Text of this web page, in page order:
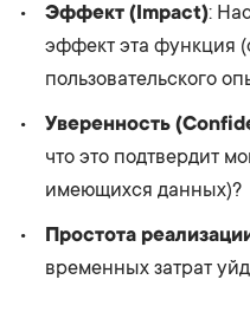
Эффект (Impact):
эффект эта функция
пользовательского
Уверенность
что это подтвердит
имеющихся данных)?
Простота
временных затрат